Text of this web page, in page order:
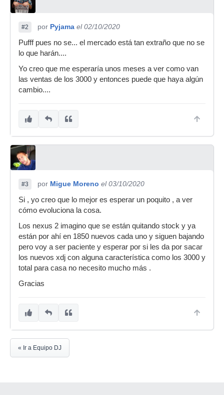
#2 por Pyjama el 02/10/2020
Pufff pues no se... el mercado está tan extraño que no se
lo que harán....
Yo creo que me esperaría unos meses a ver como van
las ventas de los 3000 y entonces puede que haya algún
cambio....
#3 por Migue Moreno el 03/10/2020
Si , yo creo que lo mejor es esperar un poquito , a ver
cómo evoluciona la cosa.
Los nexus 2 imagino que se están quitando stock y ya
están por ahí en 1850 nuevos cada uno y siguen bajando
pero voy a ser paciente y esperar por si les da por sacar
los nuevos xdj con alguna característica como los 3000 y
total para casa no necesito mucho más .
Gracias
« Ir a Equipo DJ